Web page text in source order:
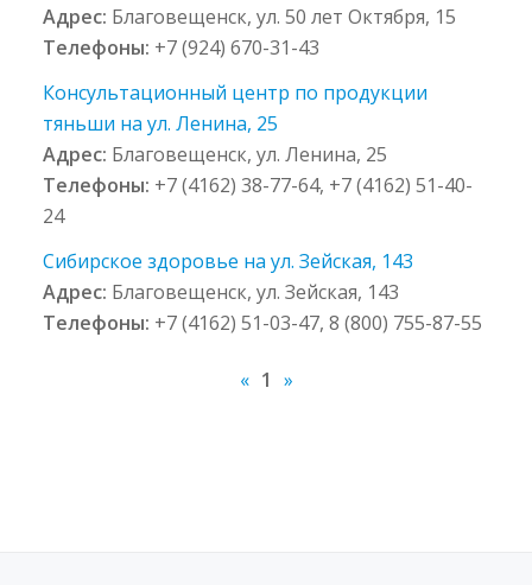
Адрес: Благовещенск, ул. 50 лет Октября, 15
Телефоны: +7 (924) 670-31-43
Консультационный центр по продукции
тяньши на ул. Ленина, 25
Адрес: Благовещенск, ул. Ленина, 25
Телефоны: +7 (4162) 38-77-64, +7 (4162) 51-40-
24
Сибирское здоровье на ул. Зейская, 143
Адрес: Благовещенск, ул. Зейская, 143
Телефоны: +7 (4162) 51-03-47, 8 (800) 755-87-55
« 1 »